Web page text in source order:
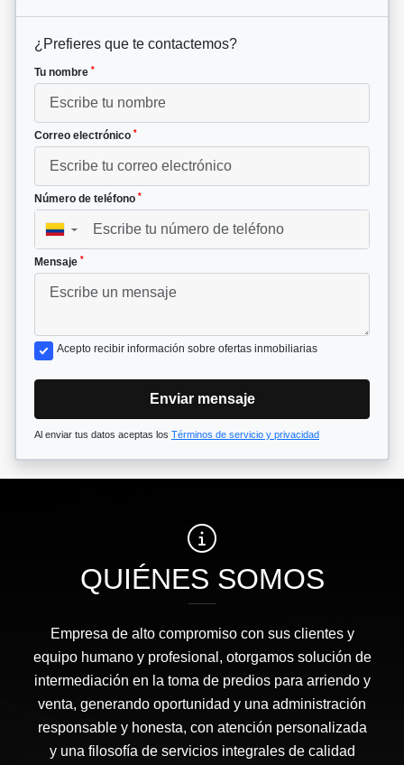
¿Prefieres que te contactemos?
Tu nombre *
Correo electrónico *
Número de teléfono *
▼
Mensaje *
Acepto recibir información sobre ofertas inmobiliarias
Enviar mensaje
Al enviar tus datos aceptas los Términos de servicio y privacidad
QUIÉNES SOMOS
Empresa de alto compromiso con sus clientes y
equipo humano y profesional, otorgamos solución de
intermediación en la toma de predios para arriendo y
venta, generando oportunidad y una administración
responsable y honesta, con atención personalizada
y una filosofía de servicios integrales de calidad